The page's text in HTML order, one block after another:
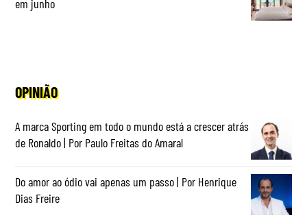
em junho
OPINIÃO
A marca Sporting em todo o mundo está a crescer atrás
de Ronaldo | Por Paulo Freitas do Amaral
Do amor ao ódio vai apenas um passo | Por Henrique
Dias Freire